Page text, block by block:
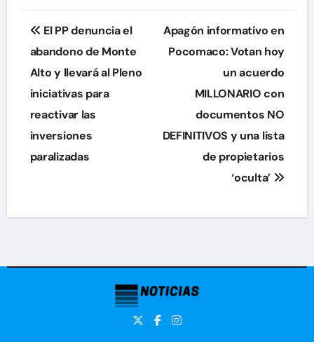
Navegación
de
entradas
El PP denuncia el
abandono de Monte
Alto y llevará al Pleno
iniciativas para
reactivar las
inversiones
paralizadas
Apagón informativo en
Pocomaco: Votan hoy
un acuerdo
MILLONARIO con
documentos NO
DEFINITIVOS y una lista
de propietarios
‘oculta’